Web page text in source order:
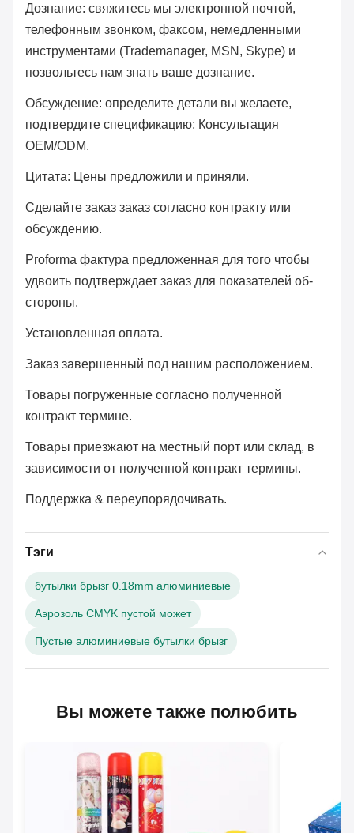
Дознание: свяжитесь мы электронной почтой,
телефонным звонком, факсом, немедленными
инструментами (Trademanager, MSN, Skype) и
позвольтесь нам знать ваше дознание.
Обсуждение: определите детали вы желаете,
подтвердите спецификацию; Консультация
OEM/ODM.
Цитата: Цены предложили и приняли.
Сделайте заказ заказ согласно контракту или
обсуждению.
Proforma фактура предложенная для того чтобы
удвоить подтверждает заказ для показателей об-
стороны.
Установленная оплата.
Заказ завершенный под нашим расположением.
Товары погруженные согласно полученной
контракт термине.
Товары приезжают на местный порт или склад, в
зависимости от полученной контракт термины.
Поддержка & переупорядочивать.
Тэги
бутылки брызг 0.18mm алюминиевые
Аэрозоль CMYK пустой может
Пустые алюминиевые бутылки брызг
Вы можете также полюбить